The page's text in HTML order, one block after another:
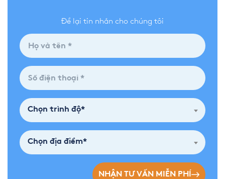
Để lại tin nhắn cho chúng tôi
Chọn trình độ*
Chọn địa điểm*
NHẬN TƯ VẤN MIỄN PHÍ